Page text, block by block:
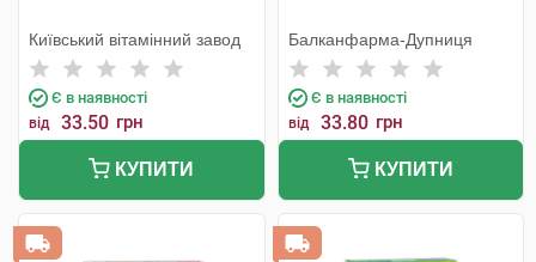
Київський вітамінний завод
Є в наявності
від 33.50 грн
КУПИТИ
Балканфарма-Дупниця
Є в наявності
від 33.80 грн
КУПИТИ